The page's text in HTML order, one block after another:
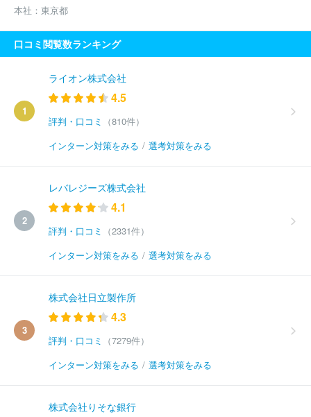
本社： 東京都
口コミ閲覧数ランキング
1
ライオン株式会社
4.5
評判・口コミ
（810件）
インターン対策をみる / 選考対策をみる
2
レバレジーズ株式会社
4.1
評判・口コミ
（2331件）
インターン対策をみる / 選考対策をみる
3
株式会社日立製作所
4.3
評判・口コミ
（7279件）
インターン対策をみる / 選考対策をみる
株式会社りそな銀行